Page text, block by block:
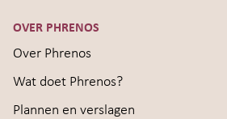
OVER PHRENOS
Over Phrenos
Wat doet Phrenos?
Plannen en verslagen